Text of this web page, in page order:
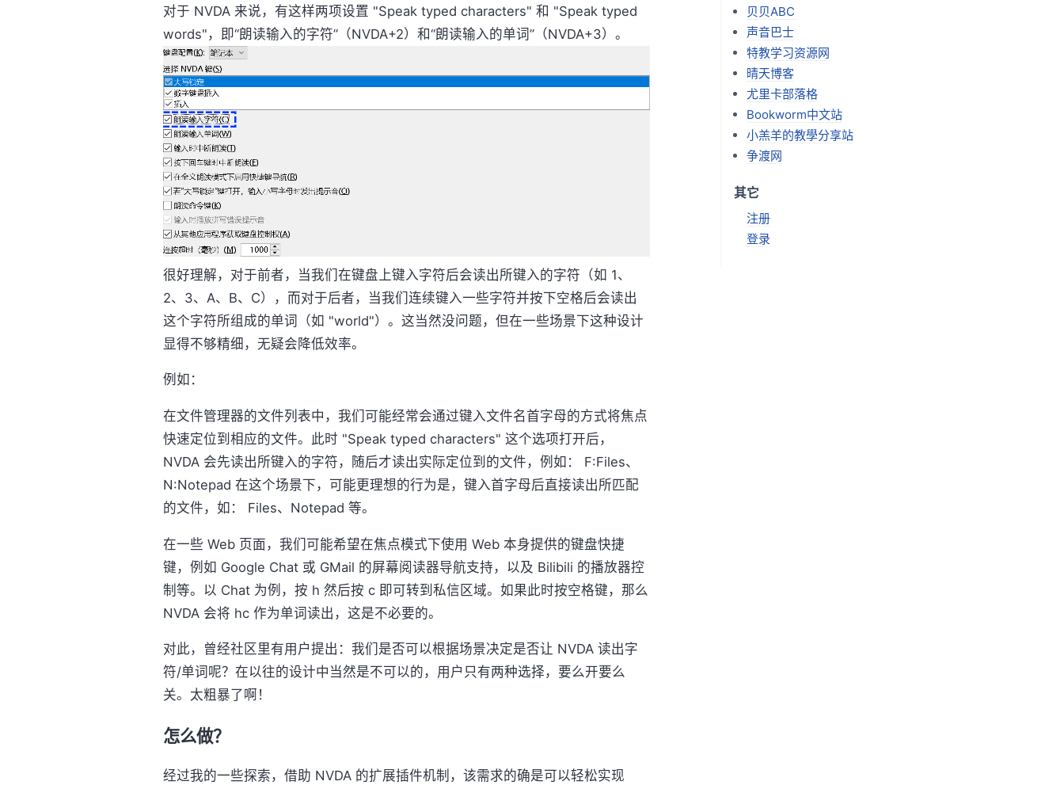
对于 NVDA 来说，有这样两项设置 "Speak typed characters" 和 "Speak typed
words"，即“朗读输入的字符”（NVDA+2）和“朗读输入的单词”（NVDA+3）。
很好理解，对于前者，当我们在键盘上键入字符后会读出所键入的字符（如 1、
2、3、A、B、C），而对于后者，当我们连续键入一些字符并按下空格后会读出
这个字符所组成的单词（如 "world"）。这当然没问题，但在一些场景下这种设计
显得不够精细，无疑会降低效率。
例如：
在文件管理器的文件列表中，我们可能经常会通过键入文件名首字母的方式将焦点
快速定位到相应的文件。此时 "Speak typed characters" 这个选项打开后，
NVDA 会先读出所键入的字符，随后才读出实际定位到的文件，例如： F:Files、
N:Notepad 在这个场景下，可能更理想的行为是，键入首字母后直接读出所匹配
的文件，如： Files、Notepad 等。
在一些 Web 页面，我们可能希望在焦点模式下使用 Web 本身提供的键盘快捷
键，例如 Google Chat 或 GMail 的屏幕阅读器导航支持，以及 Bilibili 的播放器控
制等。以 Chat 为例，按 h 然后按 c 即可转到私信区域。如果此时按空格键，那么
NVDA 会将 hc 作为单词读出，这是不必要的。
对此，曾经社区里有用户提出：我们是否可以根据场景决定是否让 NVDA 读出字
符/单词呢？在以往的设计中当然是不可以的，用户只有两种选择，要么开要么
关。太粗暴了啊！
怎么做？
经过我的一些探索，借助 NVDA 的扩展插件机制，该需求的确是可以轻松实现
贝贝ABC
声音巴士
特教学习资源网
晴天博客
尤里卡部落格
Bookworm中文站
小羔羊的教學分享站
争渡网
其它
注册
登录